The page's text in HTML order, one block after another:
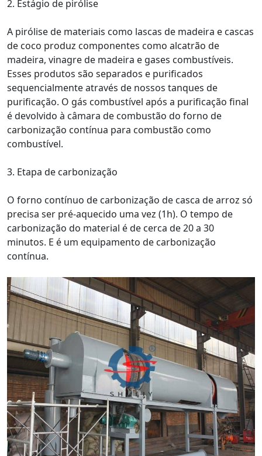
2. Estágio de pirólise
A pirólise de materiais como lascas de madeira e cascas
de coco produz componentes como alcatrão de
madeira, vinagre de madeira e gases combustíveis.
Esses produtos são separados e purificados
sequencialmente através de nossos tanques de
purificação. O gás combustível após a purificação final
é devolvido à câmara de combustão do forno de
carbonização contínua para combustão como
combustível.
3. Etapa de carbonização
O forno contínuo de carbonização de casca de arroz só
precisa ser pré-aquecido uma vez (1h). O tempo de
carbonização do material é de cerca de 20 a 30
minutos. E é um equipamento de carbonização
contínua.